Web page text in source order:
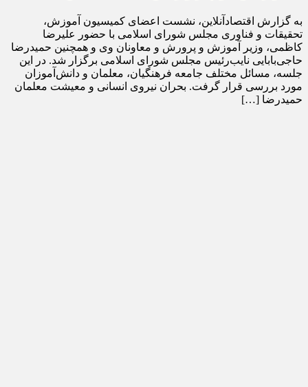
به گزارش اقتصادآنلاین، نشست اعضای کمیسیون آموزش،
تحقیقات و فناوری مجلس شورای اسلامی با حضور علیرضا
کاظمی، وزیر آموزش و پرورش و معاونان وی و همچنین حمیدرضا
حاجی‌بابایی نایب‌رئیس مجلس شورای اسلامی برگزار شد. در این
جلسه، مسائل مختلف جامعه فرهنگیان، معلمان و دانش‌آموزان
مورد بررسی قرار گرفت. بحران نیروی انسانی و معیشت معلمان
حمیدرضا […]